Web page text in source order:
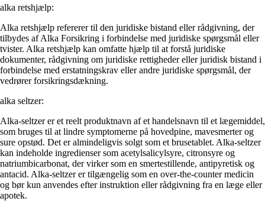
alka retshjælp:
Alka retshjælp refererer til den juridiske bistand eller rådgivning, der
tilbydes af Alka Forsikring i forbindelse med juridiske spørgsmål eller
tvister. Alka retshjælp kan omfatte hjælp til at forstå juridiske
dokumenter, rådgivning om juridiske rettigheder eller juridisk bistand i
forbindelse med erstatningskrav eller andre juridiske spørgsmål, der
vedrører forsikringsdækning.
alka seltzer:
Alka-seltzer er et reelt produktnavn af et handelsnavn til et lægemiddel,
som bruges til at lindre symptomerne på hovedpine, mavesmerter og
sure opstød. Det er almindeligvis solgt som et brusetablet. Alka-seltzer
kan indeholde ingredienser som acetylsalicylsyre, citronsyre og
natriumbicarbonat, der virker som en smertestillende, antipyretisk og
antacid. Alka-seltzer er tilgængelig som en over-the-counter medicin
og bør kun anvendes efter instruktion eller rådgivning fra en læge eller
apotek.